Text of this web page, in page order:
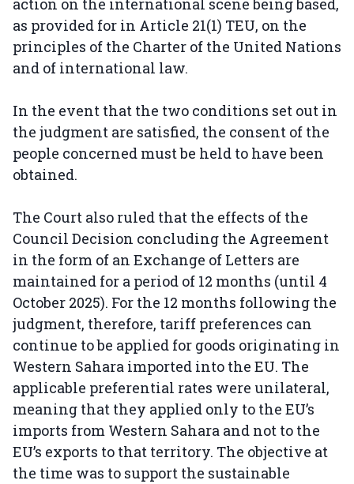
action on the international scene being based,
as provided for in Article 21(1) TEU, on the
principles of the Charter of the United Nations
and of international law.
In the event that the two conditions set out in
the judgment are satisfied, the consent of the
people concerned must be held to have been
obtained.
The Court also ruled that the effects of the
Council Decision concluding the Agreement
in the form of an Exchange of Letters are
maintained for a period of 12 months (until 4
October 2025). For the 12 months following the
judgment, therefore, tariff preferences can
continue to be applied for goods originating in
Western Sahara imported into the EU. The
applicable preferential rates were unilateral,
meaning that they applied only to the EU’s
imports from Western Sahara and not to the
EU’s exports to that territory. The objective at
the time was to support the sustainable